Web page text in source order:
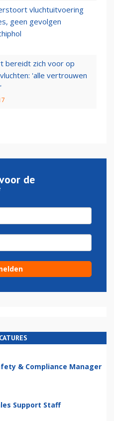
vluchtuitvoering
geen gevolgen
bereidt zich voor op
'alle vertrouwen
de
& Compliance Manager
Support Staff